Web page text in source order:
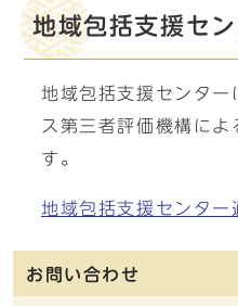
地域包括支援セ
地域包括支援センタ
ス第三者評価機構に
す。
地域包括支援センター
お問い合わせ